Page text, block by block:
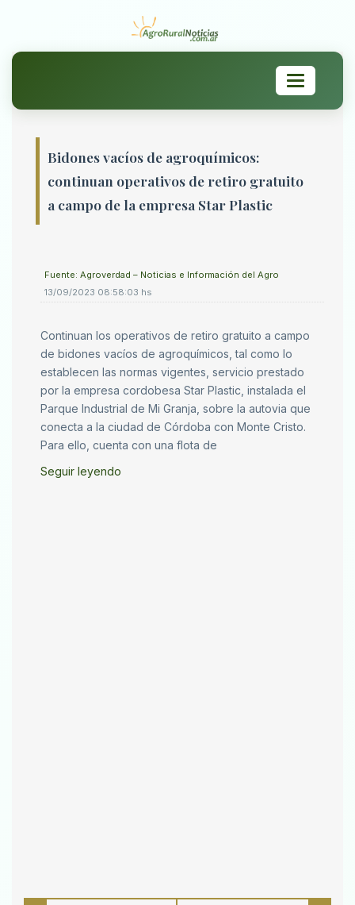
Toggle
navigation
Bidones vacíos de agroquímicos:
continuan operativos de retiro gratuito
a campo de la empresa Star Plastic
Fuente: Agroverdad – Noticias e Información del Agro
13/09/2023 08:58:03 hs
Continuan los operativos de retiro gratuito a campo
de bidones vacíos de agroquímicos, tal como lo
establecen las normas vigentes, servicio prestado
por la empresa cordobesa Star Plastic, instalada el
Parque Industrial de Mi Granja, sobre la autovia que
conecta a la ciudad de Córdoba con Monte Cristo.
Para ello, cuenta con una flota de
Seguir leyendo